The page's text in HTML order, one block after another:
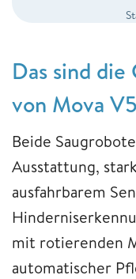
Das sind
von Mova
Beide
Ausstattung,
ausfahrbarem
mit rotierenden
automatischer